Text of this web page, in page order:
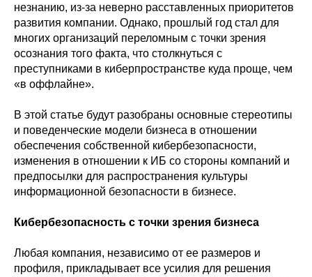
незнанию, из-за неверно расставленных приоритетов
развития компании. Однако, прошлый год стал для
многих организаций переломным с точки зрения
осознания того факта, что столкнуться с
преступниками в киберпространстве куда проще, чем
«в оффлайне».
В этой статье будут разобраны основные стереотипы
и поведенческие модели бизнеса в отношении
обеспечения собственной кибербезопасности,
изменения в отношении к ИБ со стороны компаний и
предпосылки для распространения культуры
информационной безопасности в бизнесе.
Кибербезопасность с точки зрения бизнеса
Любая компания, независимо от ее размеров и
профиля, прикладывает все усилия для решения